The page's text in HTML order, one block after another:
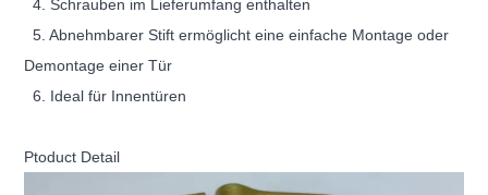
4. Schrauben im Lieferumfang enthalten
5. Abnehmbarer Stift ermöglicht eine einfache Montage oder
Demontage einer Tür
6. Ideal für Innentüren
Ptoduct Detail